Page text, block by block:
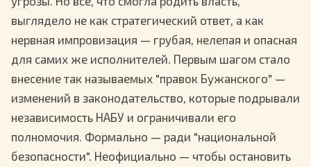
выглядело не как стратегический ответ, а как
нервная импровизация — грубая, нелепая и опасная
для самих же исполнителей. Первым шагом стало
внесение так называемых "правок Бужанского" —
изменений в законодательство, которые подрывали
независимость НАБУ и ограничивали его
полномочия. Формально — ради "национальной
безопасности". Неофициально — чтобы остановить